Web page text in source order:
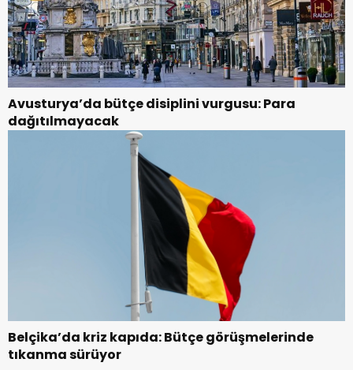
Avusturya’da bütçe disiplini vurgusu: Para
dağıtılmayacak
Belçika’da kriz kapıda: Bütçe görüşmelerinde
tıkanma sürüyor